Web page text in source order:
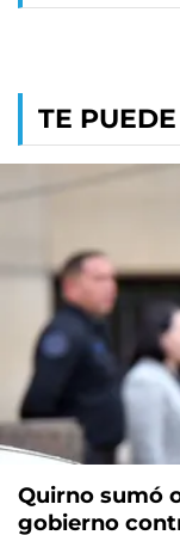
TE
Quirno sumó
gobierno